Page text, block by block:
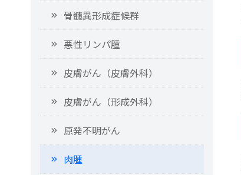
骨髄異形成症候群
悪性リンパ腫
皮膚がん（皮膚外科）
皮膚がん（形成外科）
原発不明がん
肉腫